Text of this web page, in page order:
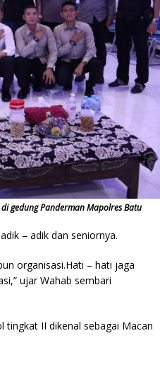
gedung Panderman Mapolres Batu
– adik dan seniornya.
organisasi.Hati – hati jaga
ujar Wahab sembari
tingkat II dikenal sebagai Macan